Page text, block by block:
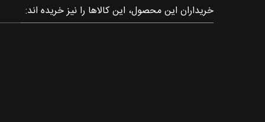
خریداران این محصول، این کالاها را نیز خریده اند: